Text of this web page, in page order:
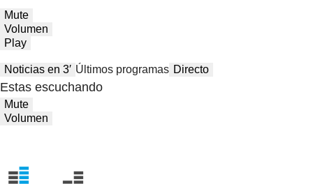
Mute
Volumen
Play
Noticias en 3′ Últimos programas Directo
Estas escuchando
Mute
Volumen